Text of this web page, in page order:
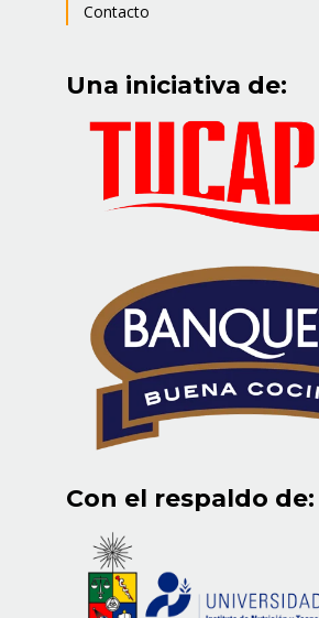
Contacto
Una iniciativa de:
Con el respaldo de: